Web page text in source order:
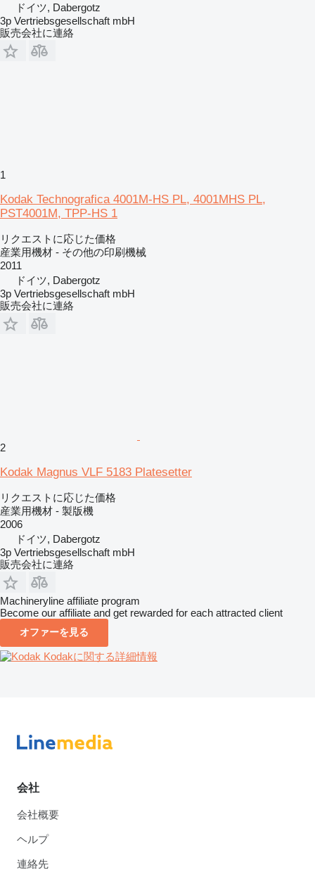
ドイツ, Dabergotz
3p Vertriebsgesellschaft mbH
販売会社に連絡
1
Kodak Technografica 4001M-HS PL, 4001MHS PL,
PST4001M, TPP-HS 1
リクエストに応じた価格
産業用機材 - その他の印刷機械
2011
ドイツ, Dabergotz
3p Vertriebsgesellschaft mbH
販売会社に連絡
2
Kodak Magnus VLF 5183 Platesetter
リクエストに応じた価格
産業用機材 - 製版機
2006
ドイツ, Dabergotz
3p Vertriebsgesellschaft mbH
販売会社に連絡
Machineryline affiliate program
Become our affiliate and get rewarded for each attracted client
オファーを見る
Kodakに関する詳細情報
会社
会社概要
ヘルプ
連絡先